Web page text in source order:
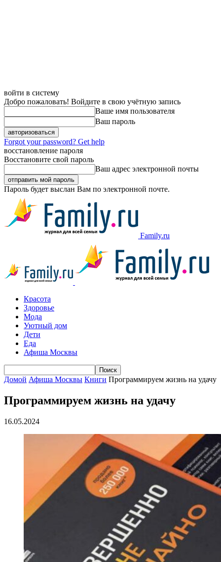
войти в систему
Добро пожаловать! Войдите в свою учётную запись
Ваше имя пользователя
Ваш пароль
Forgot your password? Get help
восстановление пароля
Восстановите свой пароль
Ваш адрес электронной почты
Пароль будет выслан Вам по электронной почте.
Family.ru
Красота
Здоровье
Мода
Уютный дом
Дети
Еда
Афиша Москвы
Домой Афиша Москвы Книги Программируем жизнь на удачу
Программируем жизнь на удачу
16.05.2024